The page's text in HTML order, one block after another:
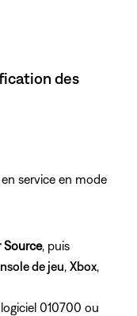
des
service en mode
Source, puis
de jeu, Xbox,
010700 ou